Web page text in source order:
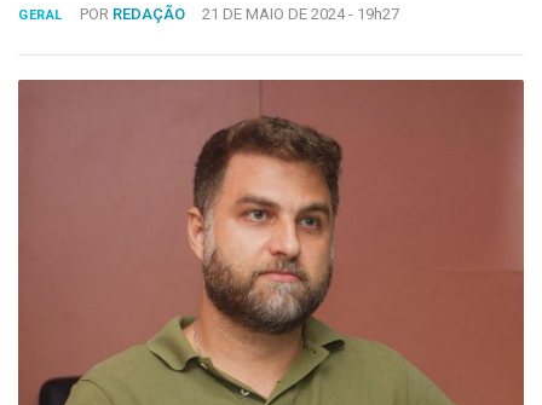
2024
GERAL POR REDAÇÃO 21 DE MAIO DE 2024 - 19h27